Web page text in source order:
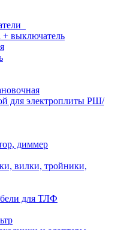
+ выключатель
для электроплиты РШ/
диммер
вилки, тройники,
для ТЛФ